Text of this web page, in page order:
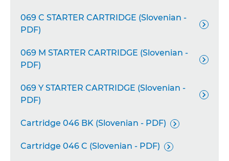
069 C STARTER CARTRIDGE (Slovenian -
PDF)

069 M STARTER CARTRIDGE (Slovenian -
PDF)

069 Y STARTER CARTRIDGE (Slovenian -
PDF)

Cartridge 046 BK (Slovenian - PDF) 
Cartridge 046 C (Slovenian - PDF) 